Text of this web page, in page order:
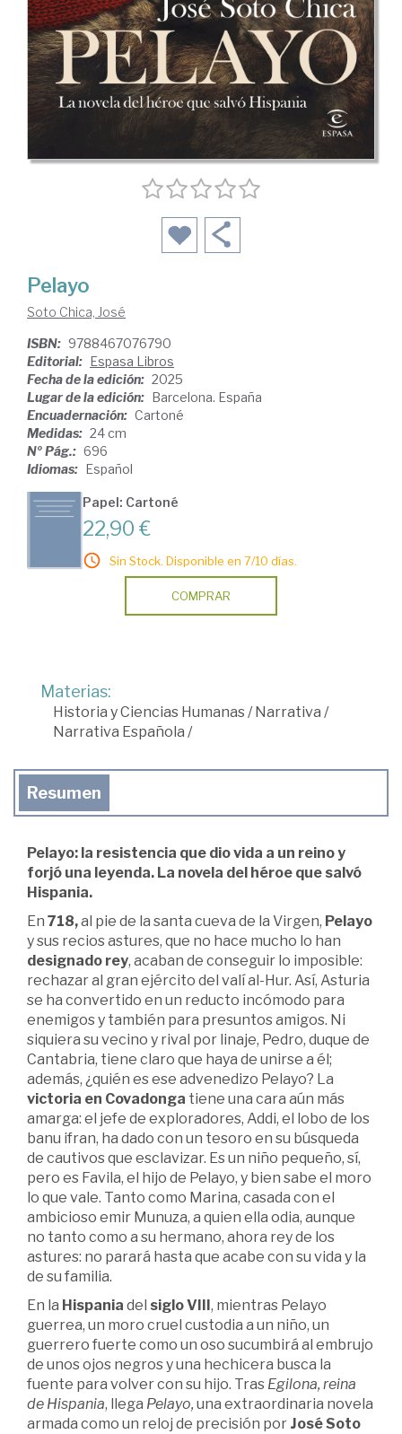
Pelayo
Soto Chica, José
ISBN: 9788467076790
Editorial: Espasa Libros
Fecha de la edición: 2025
Lugar de la edición: Barcelona. España
Encuadernación: Cartoné
Medidas: 24 cm
Nº Pág.: 696
Idiomas: Español
Papel: Cartoné
22,90 €
Sin Stock. Disponible en 7/10 días.
COMPRAR
Materias:
Historia y Ciencias Humanas/Narrativa /
Narrativa Española /
Resumen
Pelayo: la resistencia que dio vida a un reino y
forjó una leyenda. La novela del héroe que salvó
Hispania.
En 718,al pie de la santa cueva de la Virgen, Pelayo
y sus recios astures, que no hace mucho lo han
designado rey, acaban de conseguir lo imposible:
rechazar al gran ejército del valí al-Hur. Así, Asturia
se ha convertido en un reducto incómodo para
enemigos y también para presuntos amigos. Ni
siquiera su vecino y rival por linaje, Pedro, duque de
Cantabria, tiene claro que haya de unirse a él;
además, ¿quién es ese advenedizo Pelayo? La
victoria en Covadonga tiene una cara aún más
amarga: el jefe de exploradores, Addi, el lobo de los
banu ifran, ha dado con un tesoro en su búsqueda
de cautivos que esclavizar. Es un niño pequeño, sí,
pero es Favila, el hijo de Pelayo, y bien sabe el moro
lo que vale. Tanto como Marina, casada con el
ambicioso emir Munuza, a quien ella odia, aunque
no tanto como a su hermano, ahora rey de los
astures: no parará hasta que acabe con su vida y la
de su familia.
En la Hispania del siglo VIII, mientras Pelayo
guerrea, un moro cruel custodia a un niño, un
guerrero fuerte como un oso sucumbirá al embrujo
de unos ojos negros y una hechicera busca la
fuente para volver con su hijo. Tras Egilona, reina
de Hispania, llega Pelayo, una extraordinaria novela
armada como un reloj de precisión por José Soto